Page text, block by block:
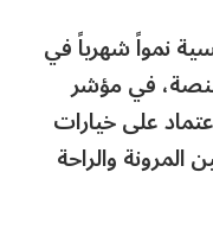
نمواً شهرياً في
في مؤشر
على خيارات
والراحة